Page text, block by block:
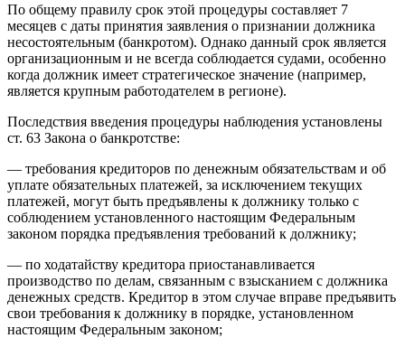
По общему правилу срок этой процедуры составляет 7
месяцев с даты принятия заявления о признании должника
несостоятельным (банкротом). Однако данный срок является
организационным и не всегда соблюдается судами, особенно
когда должник имеет стратегическое значение (например,
является крупным работодателем в регионе).
Последствия введения процедуры наблюдения установлены
ст. 63 Закона о банкротстве:
— требования кредиторов по денежным обязательствам и об
уплате обязательных платежей, за исключением текущих
платежей, могут быть предъявлены к должнику только с
соблюдением установленного настоящим Федеральным
законом порядка предъявления требований к должнику;
— по ходатайству кредитора приостанавливается
производство по делам, связанным с взысканием с должника
денежных средств. Кредитор в этом случае вправе предъявить
свои требования к должнику в порядке, установленном
настоящим Федеральным законом;